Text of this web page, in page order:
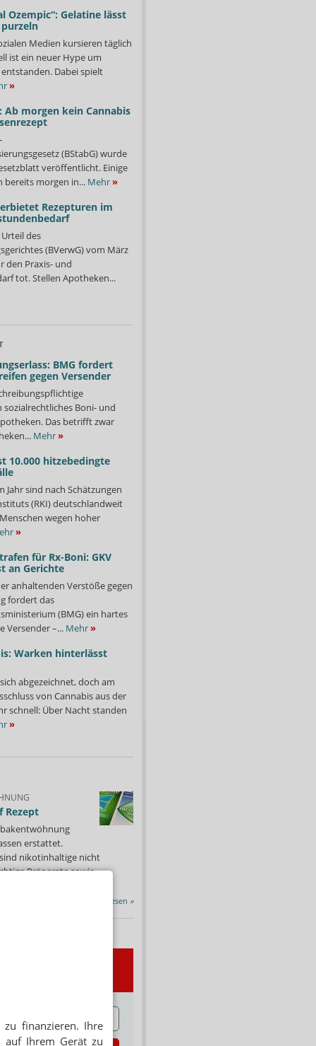
finanzieren. Ihre
auf Ihrem Gerät zu
Ozempic“: Gelatine lässt
Medien kursieren täglich
ist ein neuer Hype um
Dabei spielt
»
Ab morgen kein Cannabis
(BStabG) wurde
veröffentlicht. Einige
bereits morgen in... Mehr»
Rezepturen im
des
(BVerwG) vom März
den Praxis- und
tot. Stellen Apotheken...
BMG fordert
gegen Versender
Boni- und
Das betrifft zwar
Mehr»
10.000 hitzebedingte
Jahr sind nach Schätzungen
(RKI) deutschlandweit
wegen hoher
»
für Rx-Boni: GKV
an Gerichte
anhaltenden Verstöße gegen
fordert das
(BMG) ein hartes
Versender –... Mehr»
Warken hinterlässt
abgezeichnet, doch am
von Cannabis aus der
schnell: Über Nacht standen
»
Rezept
erstattet.
nikotinhaltige nicht
Präparate sowie...
Alle Porträts lesen »